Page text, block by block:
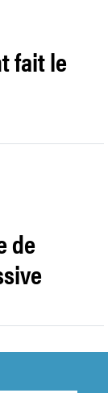
fait le
de